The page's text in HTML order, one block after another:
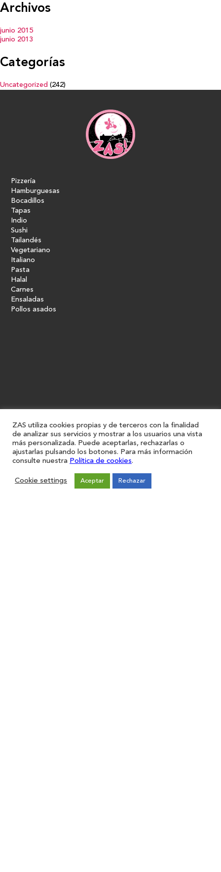
Archivos
junio 2015
junio 2013
Categorías
Uncategorized (242)
Pizzería
Hamburguesas
Bocadillos
Tapas
Indio
Sushi
Tailandés
Vegetariano
Italiano
Pasta
Halal
Carnes
Ensaladas
Pollos asados
ZAS utiliza cookies propias y de terceros con la finalidad
de analizar sus servicios y mostrar a los usuarios una vista
más personalizada. Puede aceptarlas, rechazarlas o
ajustarlas pulsando los botones. Para más información
consulte nuestra Política de cookies.
Cookie settings Aceptar Rechazar